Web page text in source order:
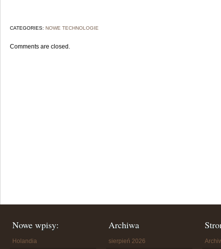
CATEGORIES: NOWE TECHNOLOGIE
Comments are closed.
Nowe wpisy:
Holandia
Archiwa
sierpień 2026